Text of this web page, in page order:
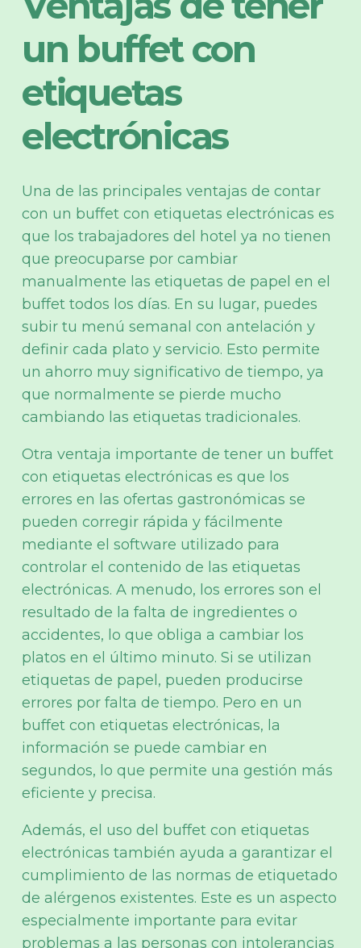
un buffet con
etiquetas
electrónicas
Una de las principales ventajas de contar
con un buffet con etiquetas electrónicas es
que los trabajadores del hotel ya no tienen
que preocuparse por cambiar
manualmente las etiquetas de papel en el
buffet todos los días. En su lugar, puedes
subir tu menú semanal con antelación y
definir cada plato y servicio. Esto permite
un ahorro muy significativo de tiempo, ya
que normalmente se pierde mucho
cambiando las etiquetas tradicionales.
Otra ventaja importante de tener un buffet
con etiquetas electrónicas es que los
errores en las ofertas gastronómicas se
pueden corregir rápida y fácilmente
mediante el software utilizado para
controlar el contenido de las etiquetas
electrónicas. A menudo, los errores son el
resultado de la falta de ingredientes o
accidentes, lo que obliga a cambiar los
platos en el último minuto. Si se utilizan
etiquetas de papel, pueden producirse
errores por falta de tiempo. Pero en un
buffet con etiquetas electrónicas, la
información se puede cambiar en
segundos, lo que permite una gestión más
eficiente y precisa.
Además, el uso del buffet con etiquetas
electrónicas también ayuda a garantizar el
cumplimiento de las normas de etiquetado
de alérgenos existentes. Este es un aspecto
especialmente importante para evitar
problemas a las personas con intolerancias